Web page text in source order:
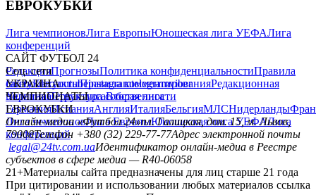
ЕВРОКУБКИ
Лига чемпионовЛига ЕвропыЮношеская лига УЕФАЛига
конференций
САЙТ ФУТБОЛ 24
РедакцияПрогнозыПолитика конфиденциальностиПравила
сайтуКонтактыПравила комментированияРедакционная
политикаСтруктура собственности
Соц. сети
facebookxyoutubeinstagramtelegramviber
УКРАИНА
УкраинаПервая лигаВторая лига
ЧЕМПИОНАТЫ
ГерманияИспанияАнглияИталияБельгияМЛСНидерланды
ЕВРОКУБКИ
Лига чемпионовЛига ЕвропыЮношеская лига УЕФАЛига
конференций
Онлайн-медиа «Футбол 24»пл. Галицкая, дом. 15, м. Львов,
79008Телефон +380 (32) 229-77-77Адрес электронной почты
legal@24tv.com.uaИдентификатор онлайн-медиа в Реестре
субъектов в сфере медиа — R40-06058
21+Материалы сайта предназначены для лиц старше 21 года
При цитировании и использовании любых материалов ссылка